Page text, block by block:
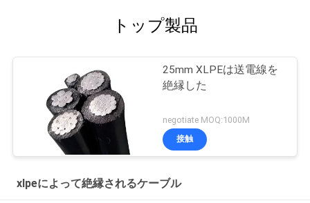
トップ製品
25mm XLPEは送電線を
絶縁した
negotiate MOQ:1000M
接触
xlpeによって絶縁されるケーブル